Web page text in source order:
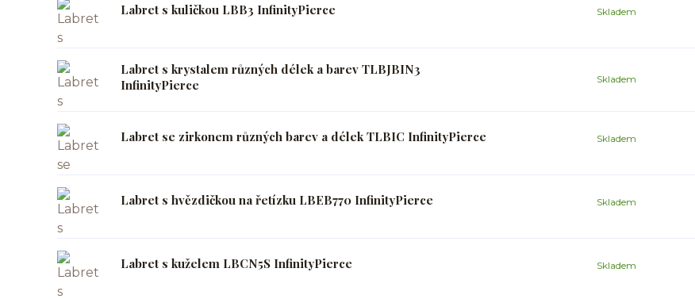
Labret s kuličkou LBB3 InfinityPierce Skladem
Labret s krystalem různých délek a barev TLBJBIN3
InfinityPierce
Skladem
Labret se zirkonem různých barev a délek TLBIC InfinityPierce Skladem
Labret s hvězdičkou na řetízku LBEB770 InfinityPierce Skladem
Labret s kuželem LBCN5S InfinityPierce Skladem